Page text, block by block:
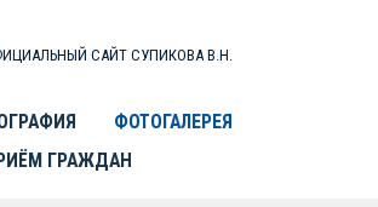
САЙТ СУПИКОВА В.Н.
ФОТОГАЛЕРЕЯ
ГРАЖДАН